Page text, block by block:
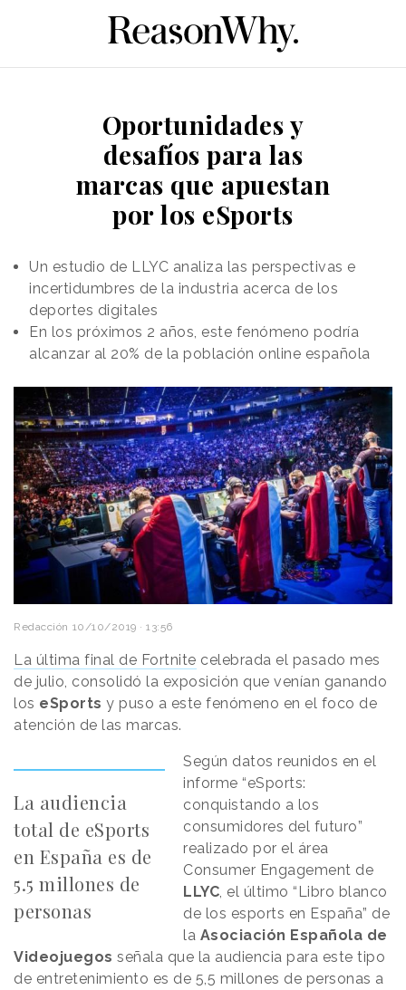
Oportunidades y
desafíos para las
marcas que apuestan
por los eSports
Un estudio de LLYC analiza las perspectivas e
incertidumbres de la industria acerca de los
deportes digitales
En los próximos 2 años, este fenómeno podría
alcanzar al 20% de la población online española
Redacción 10/10/2019 · 13:56
La última final de Fortnite celebrada el pasado mes
de julio, consolidó la exposición que venían ganando
los eSports y puso a este fenómeno en el foco de
atención de las marcas.
La audiencia
total de eSports
en España es de
5.5 millones de
personas
Según datos reunidos en el
informe “eSports:
conquistando a los
consumidores del futuro”
realizado por el área
Consumer Engagement de
LLYC, el último “Libro blanco
de los esports en España” de
la Asociación Española de
Videojuegos señala que la audiencia para este tipo
de entretenimiento es de 5,5 millones de personas a